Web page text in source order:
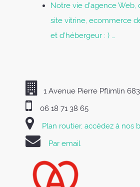
Notre vie d’agence Web,
site vitrine, ecommerce
et d’hébergeur : ) …
1 Avenue Pierre Pflimlin
06 18 71 38 65
Plan routier, accédez à nos
Par email